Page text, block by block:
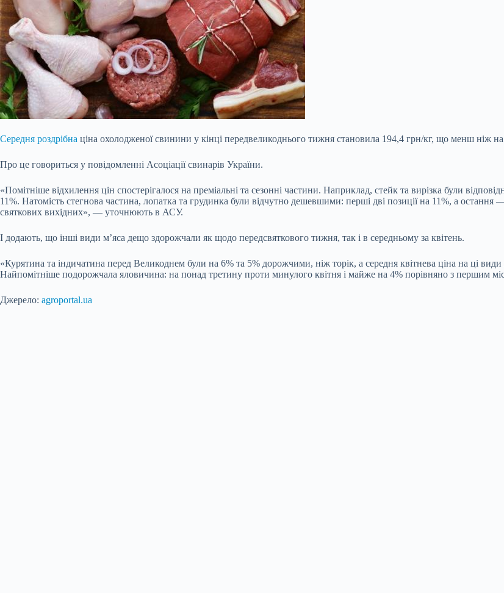
Середня роздрібна ціна охолодженої свинини у кінці передвеликоднього тижня становила 194,4 грн/кг, що менш ніж
Про це говориться у повідомленні Асоціації свинарів України.
«Помітніше відхилення цін спостерігалося на преміальні та сезонні частини. Наприклад, стейк та вирізка були
11%. Натомість стегнова частина, лопатка та грудинка були відчутно дешевшими: перші дві позиції на 11%, а
святкових вихідних», — уточнюють в АСУ.
І додають, що інші види м’яса дещо здорожчали як щодо передсвяткового тижня, так і в середньому за квітень.
«Курятина та індичатина перед Великоднем були на 6% та 5% дорожчими, ніж торік, а середня квітнева ціна на ці
Найпомітніше подорожчала яловичина: на понад третину проти минулого квітня і майже на 4% порівняно з першим
Джерело: agroportal.ua